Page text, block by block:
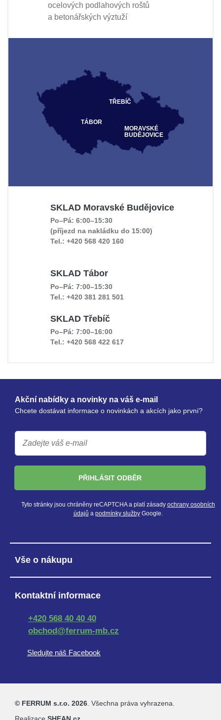
ocelových podlahových roštů
a betonářských výztuží
MORAVSKÉ
BUDĚJOVICE
TÁBOR
TŘEBÍČ
SKLAD Moravské Budějovice
Po–Pá: 6:00–15:30
(příjezd na nakládku do 15:00)
Tel.: +420 568 420 160
SKLAD Tábor
Po–Pá: 7:00–15:30
Tel.: +420 381 281 501
SKLAD Třebíč
Po–Pá: 7:00–16:00
Tel.: +420 568 422 617
Akční nabídky a novinky na váš e-mail
Chcete dostávat informace o novinkách a akcích jako první?
PŘIHLÁSIT ODBĚR
Tyto stránky jsou chráněny reCAPTCHA a platí zásady ochrany osobních
údajů a podmínky službyGoogle.
Vše o nákupu
Kontaktní informace
+420 568 40 40 40
obchod@ferrum-mb.cz
Sledujte náš Facebook
© FERRUM s.r.o. 2026. Všechna práva vyhrazena.